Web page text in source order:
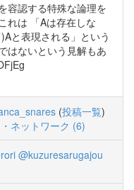
容認する特殊な論理を
れは 「Aは存在しな
と表現される」という
はないという見解もあ
(投稿一覧)
ネットワーク (6)
@kuzuresarugajou